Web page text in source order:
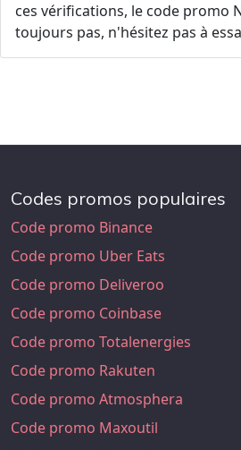
ces vérifications, le code promo
toujours pas, n'hésitez pas à
Codes promos populaires
Code promo Binance
Code promo Uber Eats
Code promo Deliveroo
Code promo Coinbase
Code promo Totalenergies
Code promo Rakuten
Code promo Atmosphera
Code promo Maxoutil